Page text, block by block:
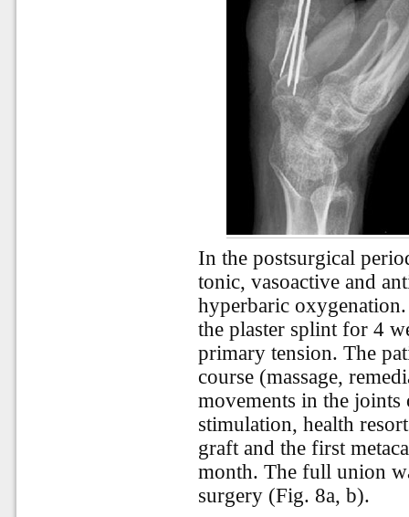
In the postsurgical
tonic, vasoactive and
hyperbaric
the plaster splint for 4
primary tension. The
course (massage,
movements in the
stimulation, health
graft and the first
month. The full union
surgery (Fig. 8a, b).